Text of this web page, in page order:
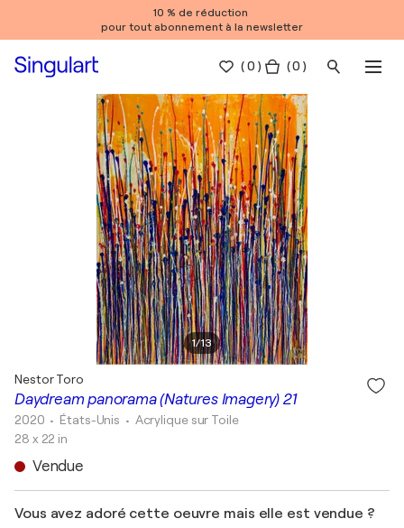
10 % de réduction
pour tout abonnement à la newsletter
(0 ) ( 0 )
1/13
Daydream panorama (Natures Imagery) 21
Nestor Toro
2020 • États-Unis • Acrylique sur Toile
28 x 22 in
Vendue
Vous avez adoré cette oeuvre mais elle est vendue ?